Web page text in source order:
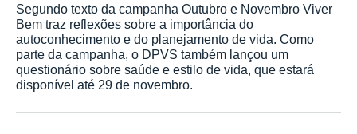
Segundo texto da campanha Outubro e Novembro Viver
Bem traz reflexões sobre a importância do
autoconhecimento e do planejamento de vida. Como
parte da campanha, o DPVS também lançou um
questionário sobre saúde e estilo de vida, que estará
disponível até 29 de novembro.